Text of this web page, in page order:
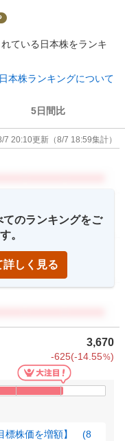
ている日本株をランキ
本株ランキングについて
5日間比
7 20:10更新 （8/7 18:59集計）
3,670
-625(-14.55%)
標株価を増額】 (8
のランキングをご
。
しく見る